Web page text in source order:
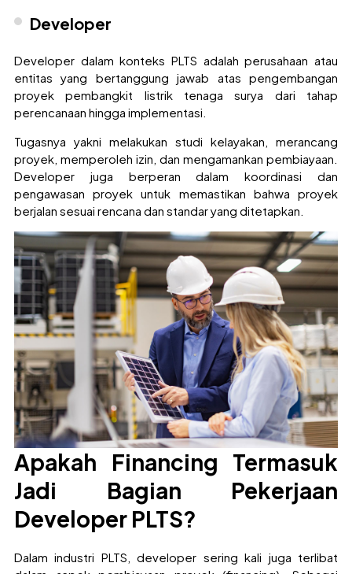
Developer
Developer dalam konteks PLTS adalah perusahaan atau
entitas yang bertanggung jawab atas pengembangan
proyek pembangkit listrik tenaga surya dari tahap
perencanaan hingga implementasi.
Tugasnya yakni melakukan studi kelayakan, merancang
proyek, memperoleh izin, dan mengamankan pembiayaan.
Developer juga berperan dalam koordinasi dan
pengawasan proyek untuk memastikan bahwa proyek
berjalan sesuai rencana dan standar yang ditetapkan.
Apakah Financing Termasuk
Jadi Bagian Pekerjaan
Developer PLTS?
Dalam industri PLTS, developer sering kali juga terlibat